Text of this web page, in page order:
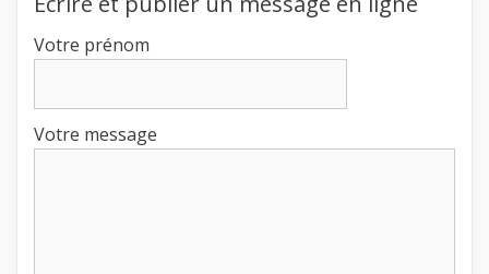
Votre prénom
Votre message